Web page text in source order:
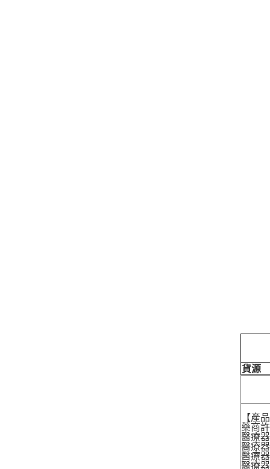
貨源
【產
藥商
醫療
醫療
醫療
醫療